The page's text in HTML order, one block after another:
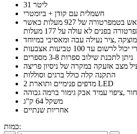
31 ליטר
חשמלית עם קודן + ביומטרי
עד לשעה עמידות באש בטמפרטורה של 927 מעלות כאשר
בפנים לא עולה על 177 מעלות
,ציר נעילה עבה ומאסיבי במיוחד
עד 100 טביעות אצבעות
ניתן לתכנת שילוב ספרות 3-8 מספרים
מצב אזעקה במקרה של ניסיון פריצה
התקנה קלה כולל ברגים וסוללות
2 מדפים פנימיים ותוארת LED
,ציפוי עמיד אבק גימור ברמה גבוהה
משקל 64 ק”ג
אחריות שנתיים
כמות: